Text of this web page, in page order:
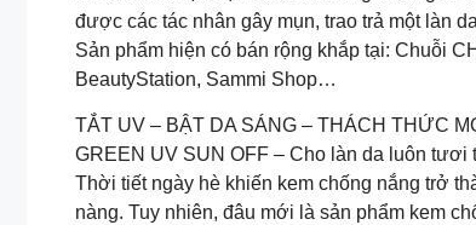
được các tác nhân gây mụn, trao trả một làn
Sản phẩm hiện có bán rộng khắp tại: Chuỗi
BeautyStation, Sammi Shop…
TẮT UV – BẬT DA SÁNG – THÁCH THỨC
GREEN UV SUN OFF – Cho làn da luôn
Thời tiết ngày hè khiến kem chống nắng trở
nàng. Tuy nhiên, đâu mới là sản phẩm kem